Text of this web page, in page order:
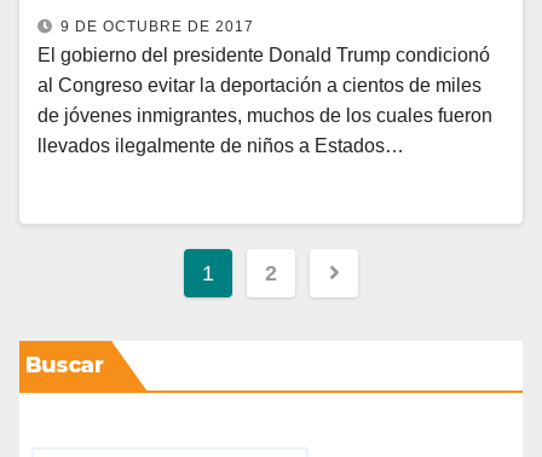
9 DE OCTUBRE DE 2017
El gobierno del presidente Donald Trump condicionó
al Congreso evitar la deportación a cientos de miles
de jóvenes inmigrantes, muchos de los cuales fueron
llevados ilegalmente de niños a Estados…
1 2
Buscar